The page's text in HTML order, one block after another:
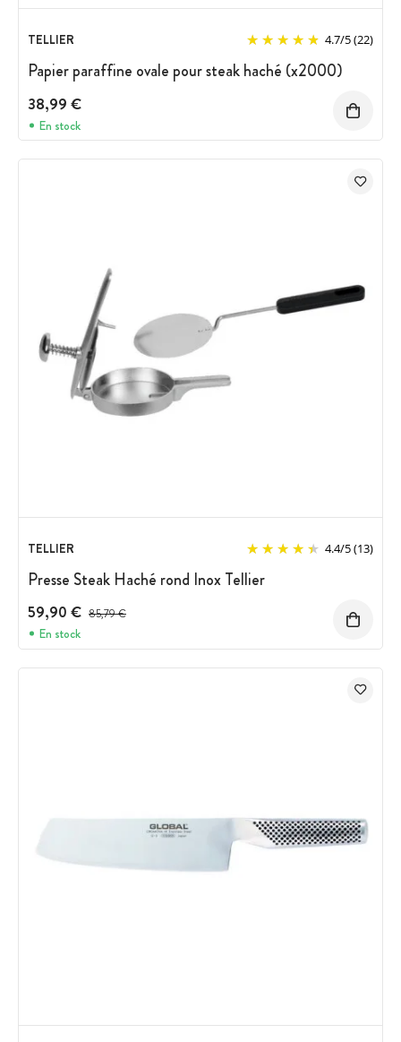
TELLIER 4.7/5(22)
Papier paraffine ovale pour steak haché (x2000)
38,99 €
En stock
TELLIER 4.4/5(13)
Presse Steak Haché rond Inox Tellier
59,90 € Prix avant réduction :
85,79 €
En stock